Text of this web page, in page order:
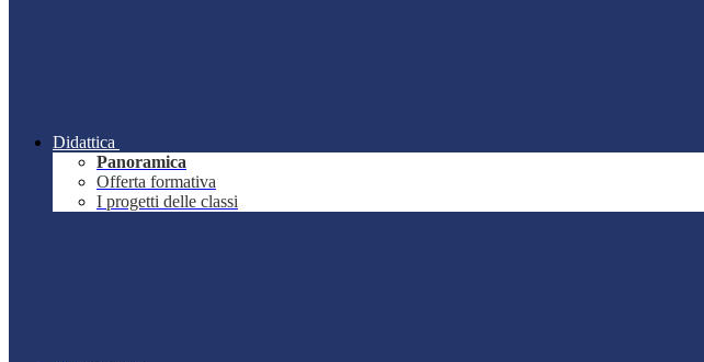
Didattica
Panoramica
Offerta formativa
I progetti delle classi